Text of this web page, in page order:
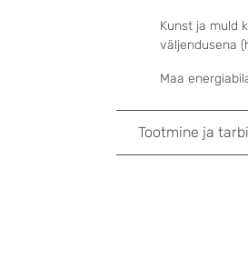
Kunst ja muld
väljendusena
Maa
Tootmine ja